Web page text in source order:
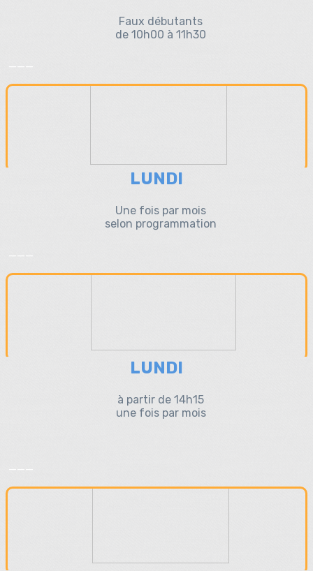
Faux débutants
de 10h00 à 11h30
___
LUNDI
Une fois par mois
selon programmation
___
LUNDI
à partir de 14h15
une fois par mois
___